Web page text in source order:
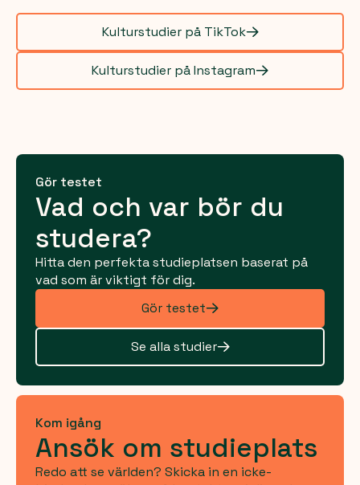
Kulturstudier på TikTok
Kulturstudier på Instagram
Gör testet
Vad och var bör du
studera?
Hitta den perfekta studieplatsen baserat på
vad som är viktigt för dig.
Gör testet
Se alla studier
Kom igång
Ansök om studieplats
Redo att se världen? Skicka in en icke-